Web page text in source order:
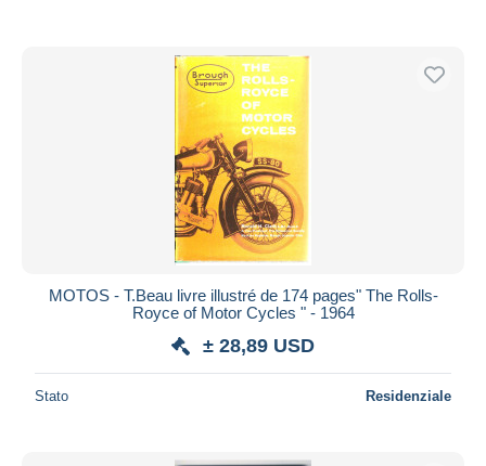
MOTOS - T.Beau livre illustré de 174 pages" The Rolls-
Royce of Motor Cycles " - 1964
± 28,89 USD
Stato Residenziale